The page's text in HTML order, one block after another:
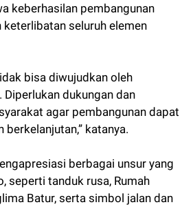
keberhasilan pembangunan
keterlibatan seluruh elemen
bisa diwujudkan oleh
dukungan dan
agar pembangunan dapat
katanya.
berbagai unsur yang
seperti tanduk rusa, Rumah
Batur, serta simbol jalan dan